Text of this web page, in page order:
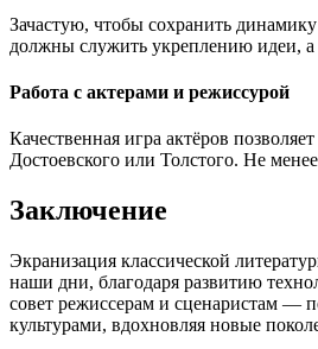
Зачастую, чтобы сохранить
должны служить укреплению идеи,
Работа с актерами и режиссурой
Качественная игра актёров
Достоевского или Толстого. Не
Заключение
Экранизация классической
наши дни, благодаря развитию
совет режиссерам и сценаристам —
культурами, вдохновляя новые